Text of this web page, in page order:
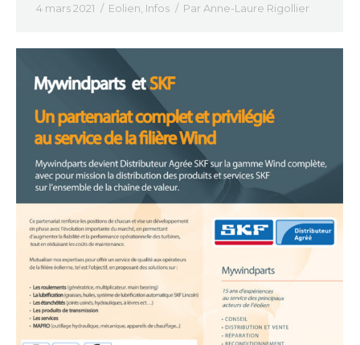
4 mars 2021 Eolien Infos Par Anne-Laure Rigollier